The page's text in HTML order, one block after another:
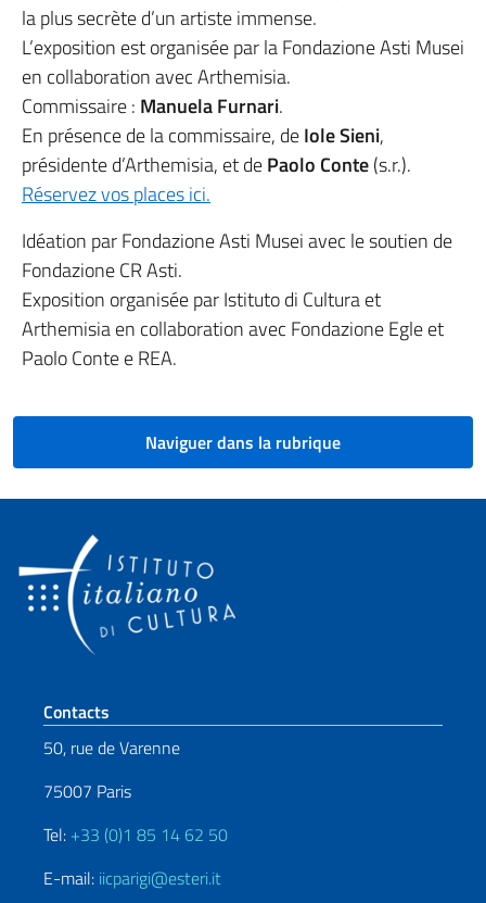
la plus secrète d’un artiste immense.
L’exposition est organisée par la Fondazione Asti Musei
en collaboration avec Arthemisia.
Commissaire : Manuela Furnari.
En présence de la commissaire, deIole Sieni,
présidente d’Arthemisia, et dePaolo Conte(s.r.).
Réservez vos places ici.
Idéation par Fondazione Asti Musei avec le soutien de
Fondazione CR Asti.
Exposition organisée par Istituto di Cultura et
Arthemisia en collaboration avec Fondazione Egle et
Paolo Conte e REA.
Naviguer dans la rubrique
Section de pied de page
Contacts
50, rue de Varenne
75007 Paris
Tel: +33 (0)1 85 14 62 50
E-mail: iicparigi@esteri.it